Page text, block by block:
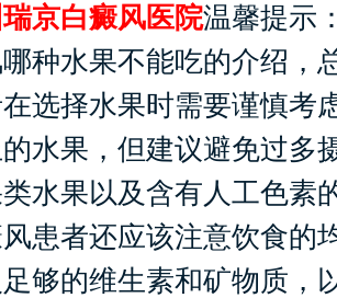
京白癜风医院温馨提示
种水果不能吃的介绍，
选择水果时需要谨慎考
水果，但建议避免过多
水果以及含有人工色素
患者还应该注意饮食的
够的维生素和矿物质，